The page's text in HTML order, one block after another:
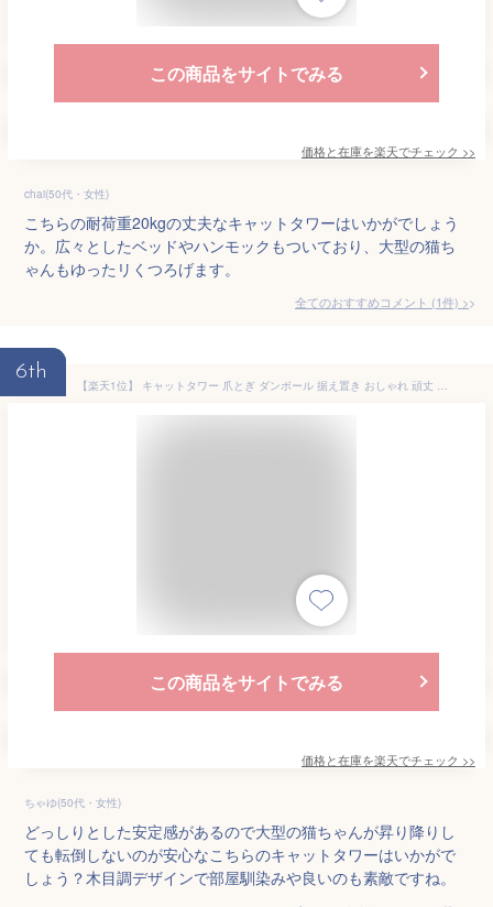
この商品をサイトでみる
価格と在庫を楽天でチェック >>
chai(50代・女性)
こちらの耐荷重20kgの丈夫なキャットタワーはいかがでしょう
か。広々としたベッドやハンモックもついており、大型の猫ち
ゃんもゆったリくつろげます。
全てのおすすめコメント (1件) >
6th
【楽天1位】 キャットタワー 爪とぎ ダンボール 据え置き おしゃれ 頑丈 耐久性 安定感 爪とぎタワー 大型猫 コンパクト シンプル 省スペース 猫タワー シニア猫 多頭飼い 人気 キャットツリー スクラッチ インテリアに馴染む 運動不足解消
この商品をサイトでみる
価格と在庫を楽天でチェック >>
ちゃゆ(50代・女性)
どっしりとした安定感があるので大型の猫ちゃんが昇り降りし
ても転倒しないのが安心なこちらのキャットタワーはいかがで
しょう？木目調デザインで部屋馴染みや良いのも素敵ですね。